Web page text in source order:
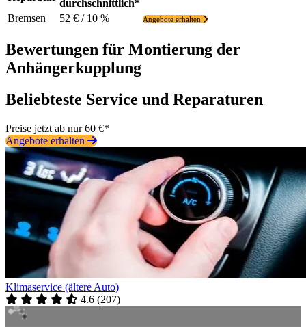
durchschnittlich*
Bremsen
52 € / 10 % Angebote erhalten
Bewertungen für Montierung der
Anhängerkupplung
Beliebteste Service und Reparaturen
Preise jetzt ab nur 60 €*
Angebote erhalten
Klimaservice (ältere Auto)
4.6 (207)